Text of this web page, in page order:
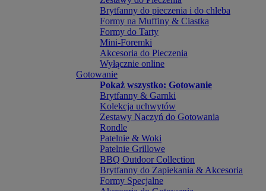
Brytfanny do pieczenia i do chleba
Formy na Muffiny & Ciastka
Formy do Tarty
Mini-Foremki
Akcesoria do Pieczenia
Wyłącznie online
Gotowanie
Pokaż wszystko: Gotowanie
Brytfanny & Garnki
Kolekcja uchwytów
Zestawy Naczyń do Gotowania
Rondle
Patelnie & Woki
Patelnie Grillowe
BBQ Outdoor Collection
Brytfanny do Zapiekania & Akcesoria
Formy Specjalne